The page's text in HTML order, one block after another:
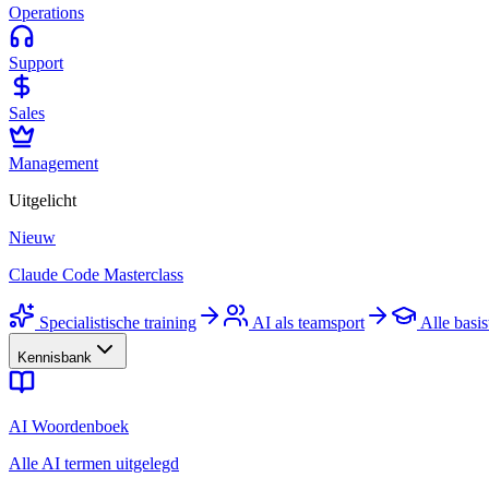
Operations
Support
Sales
Management
Uitgelicht
Nieuw
Claude Code Masterclass
Specialistische training AI als teamsport Alle
Kennisbank
AI Woordenboek
Alle AI termen uitgelegd